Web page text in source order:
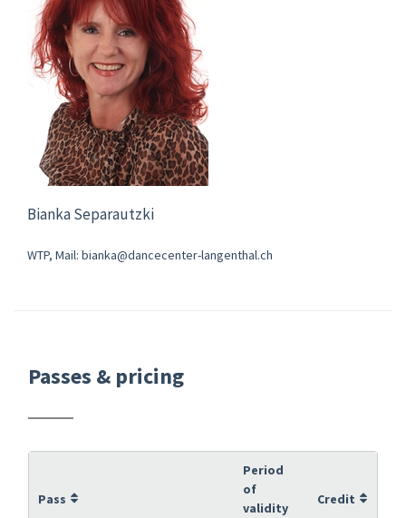
Bianka Separautzki
WTP, Mail: bianka@dancecenter-langenthal.ch
Passes & pricing
Pass
Period
of
validity
Credit